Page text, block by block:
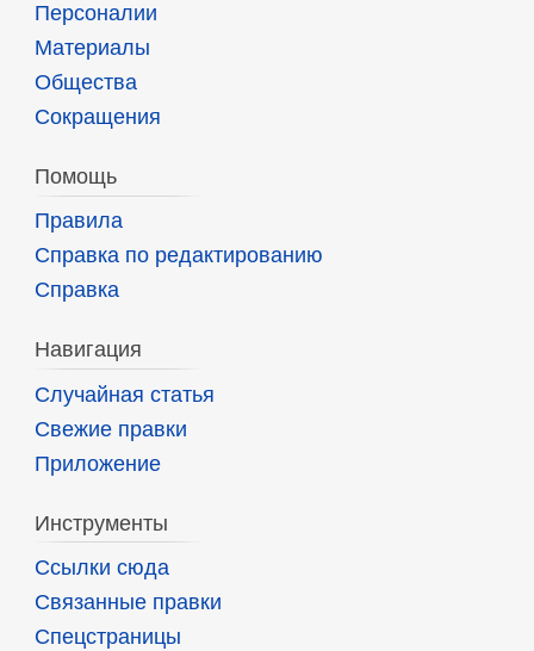
Персоналии
Материалы
Общества
Сокращения
Помощь
Правила
Справка по редактированию
Справка
Навигация
Случайная статья
Свежие правки
Приложение
Инструменты
Ссылки сюда
Связанные правки
Спецстраницы